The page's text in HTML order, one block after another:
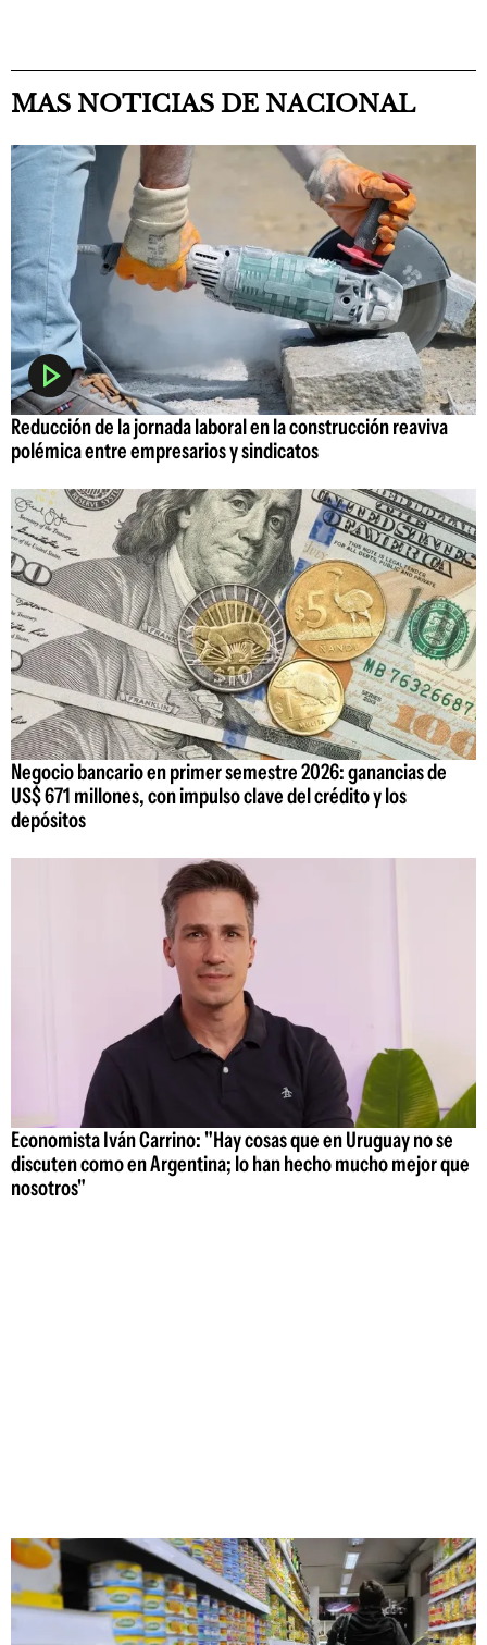
MAS NOTICIAS DE NACIONAL
Reducción de la jornada laboral en la construcción reaviva
polémica entre empresarios y sindicatos
Negocio bancario en primer semestre 2026: ganancias de
US$ 671 millones, con impulso clave del crédito y los
depósitos
Economista Iván Carrino: "Hay cosas que en Uruguay no se
discuten como en Argentina; lo han hecho mucho mejor que
nosotros"